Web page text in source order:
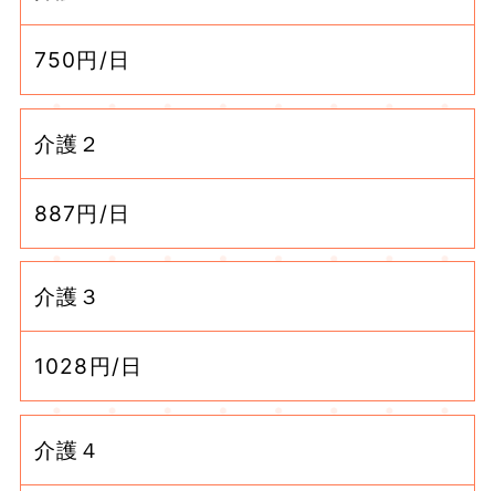
750円/日
介護２
887円/日
介護３
1028円/日
介護４